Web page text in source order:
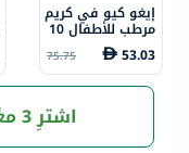
إيغو كيو في كريم
مرطب للأطفال 10
0 جرام
53.03
75.75
اشترِ 3 معًا مقابل